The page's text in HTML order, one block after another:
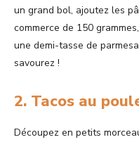
un grand bol, ajoutez les
commerce de 150
une demi-tasse de
savourez !
2. Tacos au
Découpez en petits